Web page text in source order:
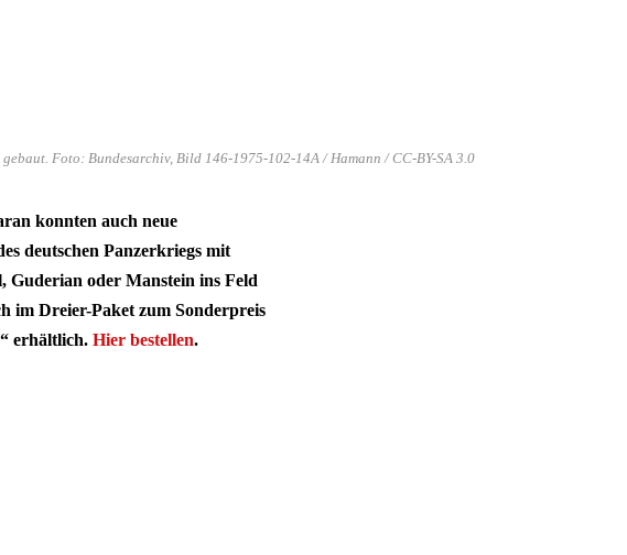
Foto: Bundesarchiv, Bild 146-1975-102-14A / Hamann / CC-BY-SA 3.0
konnten auch neue
deutschen Panzerkriegs mit
Guderian oder Manstein ins Feld
im Dreier-Paket zum Sonderpreis
erhältlich. Hier bestellen.